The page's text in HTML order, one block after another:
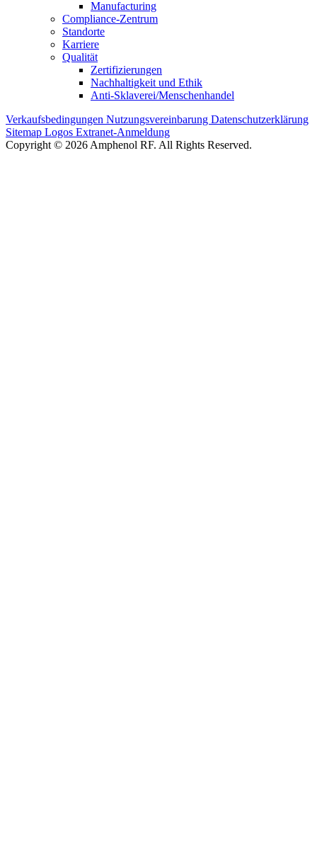
Manufacturing
Compliance-Zentrum
Standorte
Karriere
Qualität
Zertifizierungen
Nachhaltigkeit und Ethik
Anti-Sklaverei/Menschenhandel
Verkaufsbedingungen Nutzungsvereinbarung Datenschutzerklärung
Sitemap Logos Extranet-Anmeldung
Copyright © 2026 Amphenol RF. All Rights Reserved.